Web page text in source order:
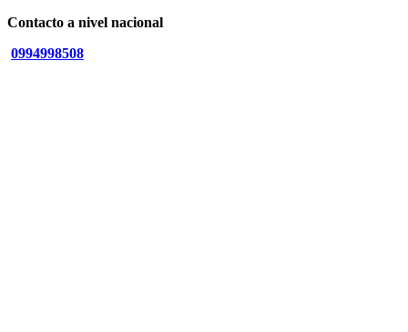
Contacto a nivel nacional
0994998508